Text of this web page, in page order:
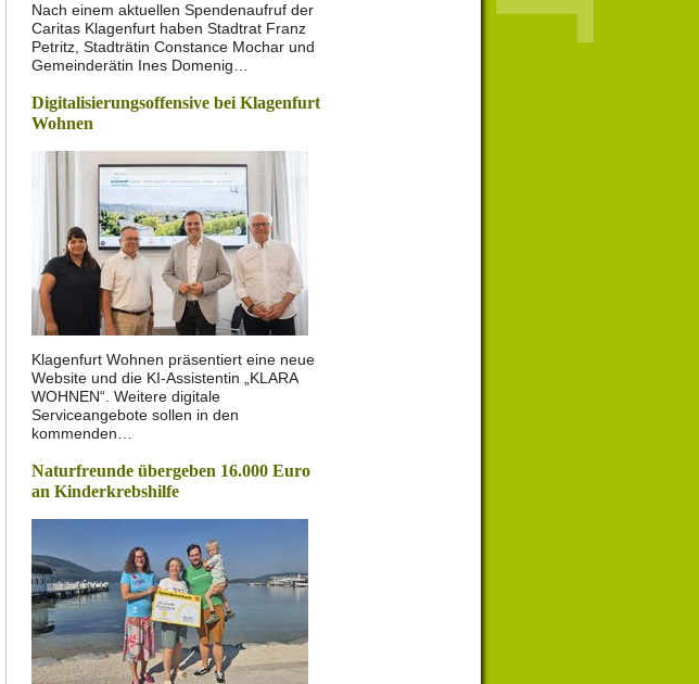
Nach einem aktuellen Spendenaufruf der
Caritas Klagenfurt haben Stadtrat Franz
Petritz, Stadträtin Constance Mochar und
Gemeinderätin Ines Domenig…
Digitalisierungsoffensive bei Klagenfurt
Wohnen
Klagenfurt Wohnen präsentiert eine neue
Website und die KI-Assistentin „KLARA
WOHNEN“. Weitere digitale
Serviceangebote sollen in den
kommenden…
Naturfreunde übergeben 16.000 Euro
an Kinderkrebshilfe